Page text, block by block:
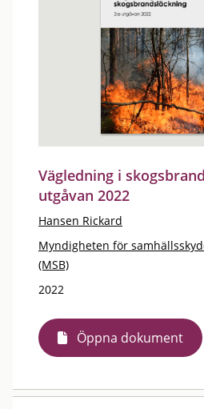
Vägledning i
utgåvan 2022
Hansen Rickard
Myndigheten för
(MSB)
2022
Öppna dokument